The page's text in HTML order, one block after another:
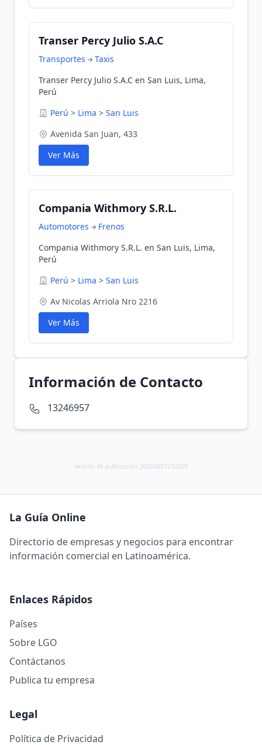
Transer Percy Julio S.A.C
Transportes
Taxis
Transer Percy Julio S.A.C en San Luis, Lima,
Perú
Perú > Lima > San Luis
Avenida San Juan, 433
Ver Más
Compania Withmory S.R.L.
Automotores
Frenos
Compania Withmory S.R.L. en San Luis, Lima,
Perú
Perú > Lima > San Luis
Av Nicolas Arriola Nro 2216
Ver Más
Información de Contacto
13246957
versión de publicación 20260807232200
La Guía Online
Directorio de empresas y negocios para encontrar
información comercial en Latinoamérica.
Enlaces Rápidos
Países
Sobre LGO
Contáctanos
Publica tu empresa
Legal
Política de Privacidad